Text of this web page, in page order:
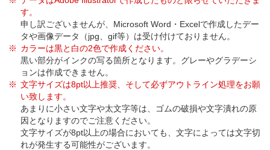
す。
申し訳ございませんが、Microsoft Word・Excelで作成したデー
タや画像データ（jpg、gif等）は受け付けておりません。
カラーは黒と白の2色で作成ください。
黒い部分がインクの写る箇所となります。グレーやグラデーシ
ョンは作成できません。
文字サイズは8pt以上推奨、そして必ずアウトライン処理をお願
い致します。
あまりに小さい文字や太文字等は、ゴムの破損や文字潰れの原
因となりますのでご注意ください。
文字サイズが8pt以上の場合においても、文字によっては文字切
れが発生する可能性がございます。